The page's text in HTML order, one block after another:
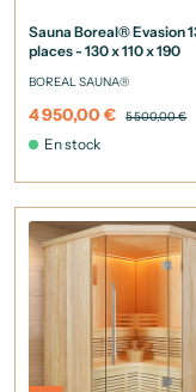
Sauna Boreal® Evasion
places - 130 x 110 x 190
BOREAL SAUNA®
4 950,00 € 5 500,00 €
En stock